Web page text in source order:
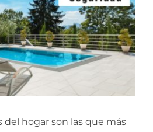
del hogar son las que más